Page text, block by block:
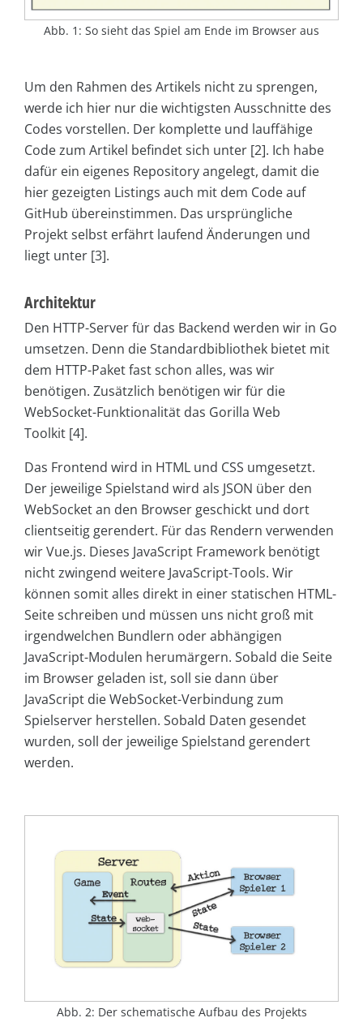
Abb. 1: So sieht das Spiel am Ende im Browser aus
Um den Rahmen des Artikels nicht zu sprengen,
werde ich hier nur die wichtigsten Ausschnitte des
Codes vorstellen. Der komplette und lauffähige
Code zum Artikel befindet sich unter [2]. Ich habe
dafür ein eigenes Repository angelegt, damit die
hier gezeigten Listings auch mit dem Code auf
GitHub übereinstimmen. Das ursprüngliche
Projekt selbst erfährt laufend Änderungen und
liegt unter [3].
Architektur
Den HTTP-Server für das Backend werden wir in Go
umsetzen. Denn die Standardbibliothek bietet mit
dem HTTP-Paket fast schon alles, was wir
benötigen. Zusätzlich benötigen wir für die
WebSocket-Funktionalität das Gorilla Web
Toolkit [4].
Das Frontend wird in HTML und CSS umgesetzt.
Der jeweilige Spielstand wird als JSON über den
WebSocket an den Browser geschickt und dort
clientseitig gerendert. Für das Rendern verwenden
wir Vue.js. Dieses JavaScript Framework benötigt
nicht zwingend weitere JavaScript-Tools. Wir
können somit alles direkt in einer statischen HTML-
Seite schreiben und müssen uns nicht groß mit
irgendwelchen Bundlern oder abhängigen
JavaScript-Modulen herumärgern. Sobald die Seite
im Browser geladen ist, soll sie dann über
JavaScript die WebSocket-Verbindung zum
Spielserver herstellen. Sobald Daten gesendet
wurden, soll der jeweilige Spielstand gerendert
werden.
Abb. 2: Der schematische Aufbau des Projekts